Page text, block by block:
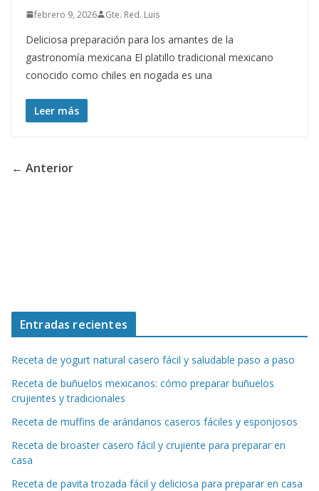
febrero 9, 2026 Gte. Red. Luis
Deliciosa preparación para los amantes de la
gastronomía mexicana El platillo tradicional mexicano
conocido como chiles en nogada es una
Leer más
← Anterior
Entradas recientes
Receta de yogurt natural casero fácil y saludable paso a paso
Receta de buñuelos mexicanos: cómo preparar buñuelos
crujientes y tradicionales
Receta de muffins de arándanos caseros fáciles y esponjosos
Receta de broaster casero fácil y crujiente para preparar en
casa
Receta de pavita trozada fácil y deliciosa para preparar en casa